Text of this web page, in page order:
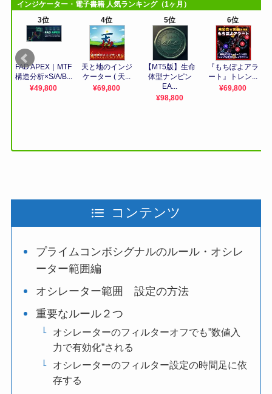
コンテンツ
プライムコンボシグナルのルール・オシレ
ーター範囲編
オシレーター範囲 設定の方法
重要なルール２つ
オシレーターのフィルターオフでも”数値入
力で有効化”される
オシレーターのフィルター設定の時間足に依
存する